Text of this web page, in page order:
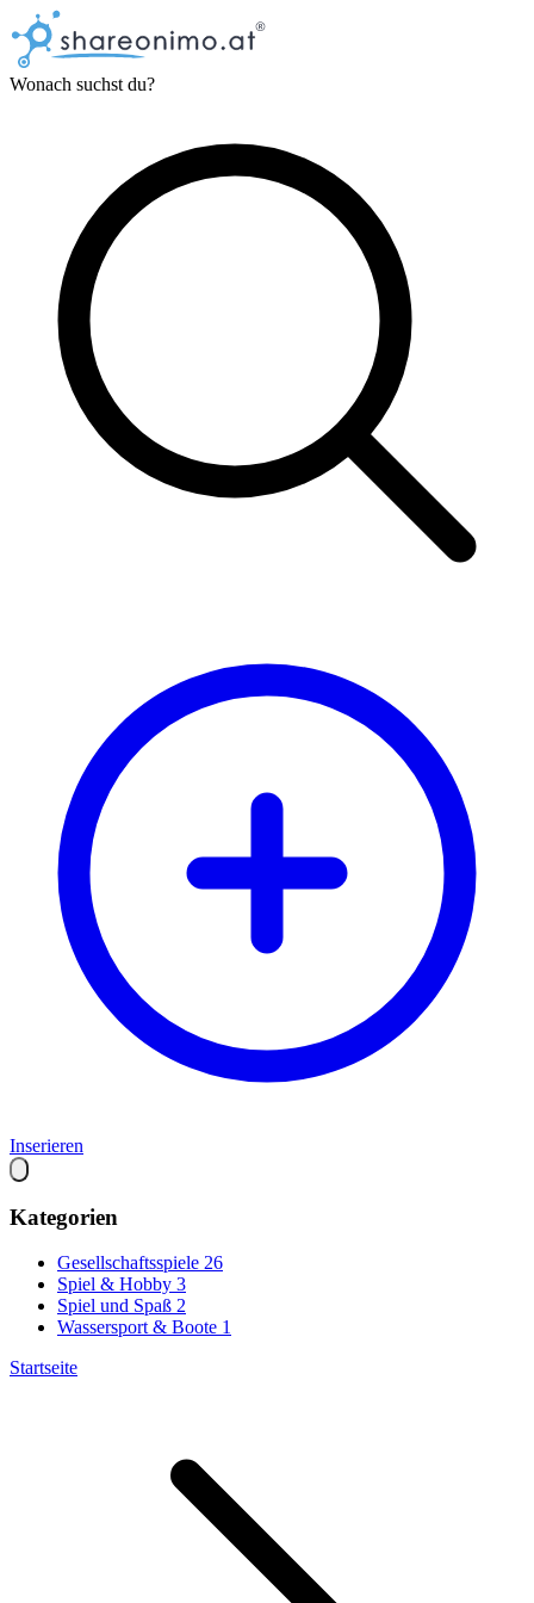
Wonach suchst du?
Inserieren
Kategorien
Gesellschaftsspiele 26
Spiel & Hobby 3
Spiel und Spaß 2
Wassersport & Boote 1
Startseite